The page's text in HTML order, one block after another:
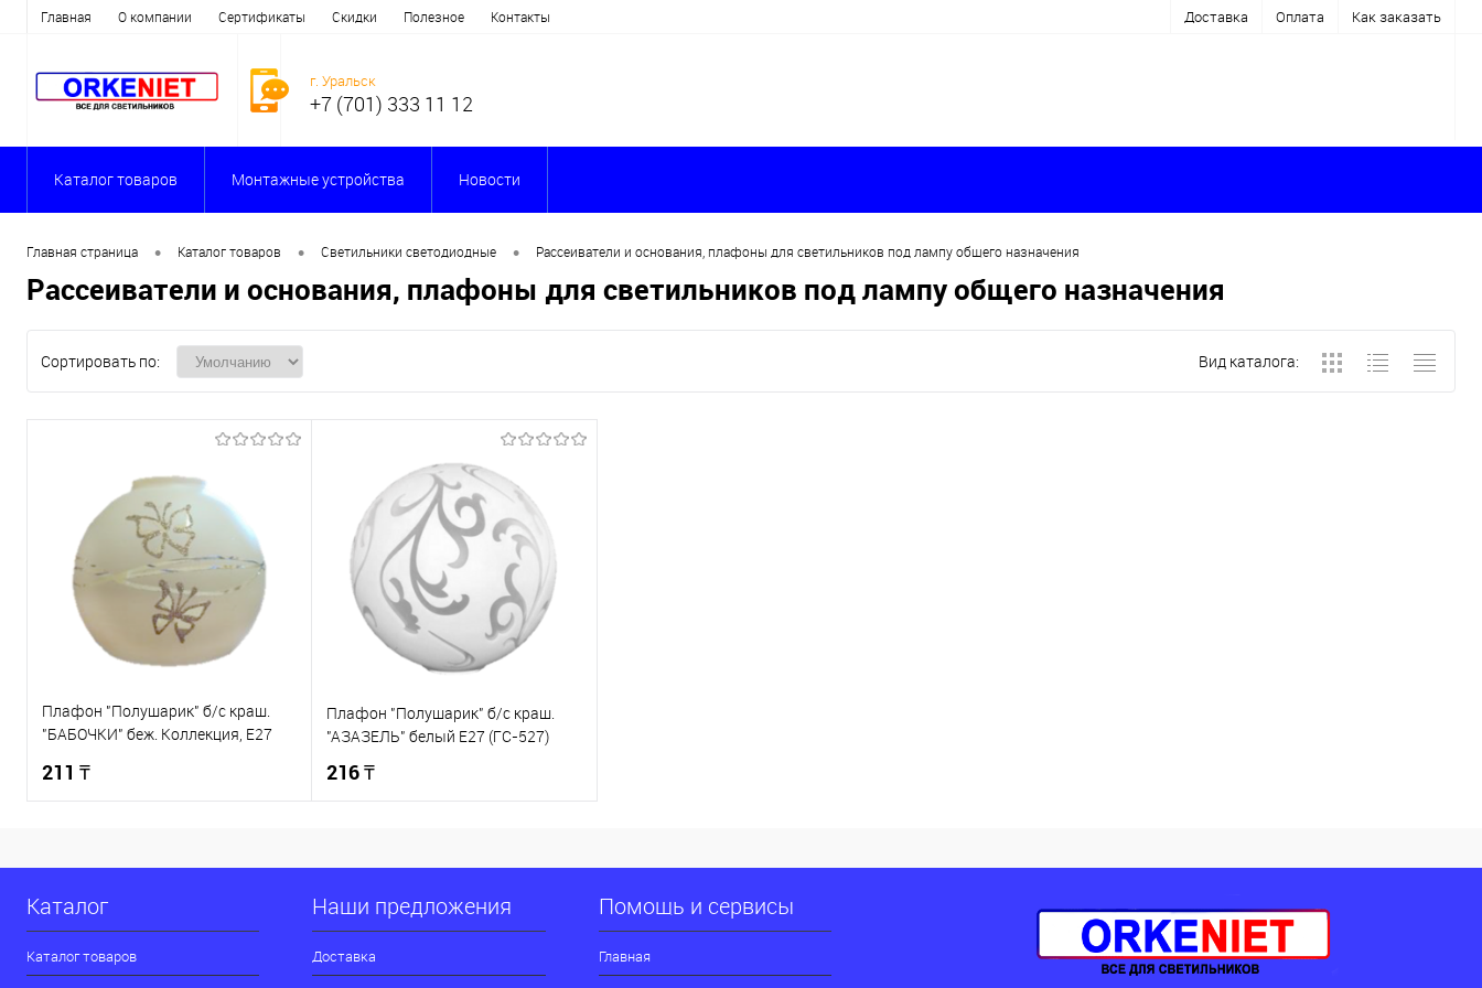
Главная О компании Сертификаты Скидки Полезное Контакты Доставка Оплата Как заказать
г. Уральск
+7 (701) 333 11 12
Каталог товаров Монтажные устройства Новости
Главная страница • Каталог товаров • Светильники светодиодные • Рассеиватели и основания, плафоны для светильников под лампу общего назначения
Рассеиватели и основания, плафоны для светильников под лампу общего назначения
Сортировать по: Вид каталога:
Плафон "Полушарик" б/с краш.
"БАБОЧКИ" беж. Коллекция, Е27
211 ₸
В избранное
В наличии
Плафон "Полушарик" б/с краш.
"АЗАЗЕЛЬ" белый Е27 (ГС-527)
216 ₸
В избранное
В наличии
Каталог
Каталог товаров
Наши предложения
Доставка
Помощь и сервисы
Главная